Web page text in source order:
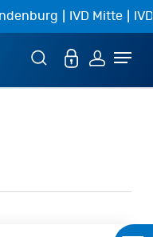
| IVD Mitte |